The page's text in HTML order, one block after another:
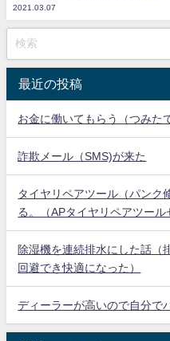
2021.03.07
最近の投稿
お金に働いてもらう（つみた
詐欺メール（SMS)が来た
タイヤリペアツール（パンク
る。（APタイヤリペアツール
除湿機を連続排水にした話（
回避でき快適になった）
ディーラーが高いので自分で